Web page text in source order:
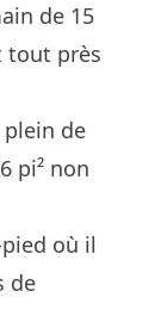
de 15
tout près
de
pi² non
où il
de